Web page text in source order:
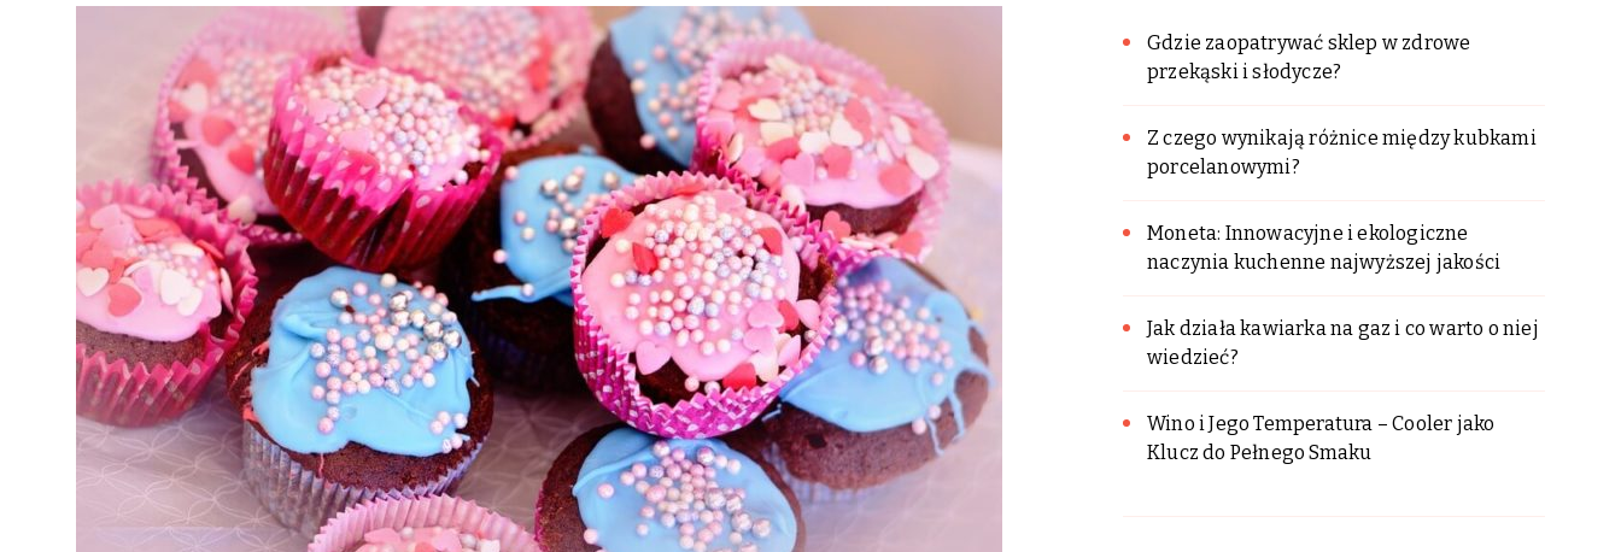
Gdzie zaopatrywać sklep w zdrowe
przekąski i słodycze?
Z czego wynikają różnice między kubkami
porcelanowymi?
Moneta: Innowacyjne i ekologiczne
naczynia kuchenne najwyższej jakości
Jak działa kawiarka na gaz i co warto o niej
wiedzieć?
Wino i Jego Temperatura – Cooler jako
Klucz do Pełnego Smaku